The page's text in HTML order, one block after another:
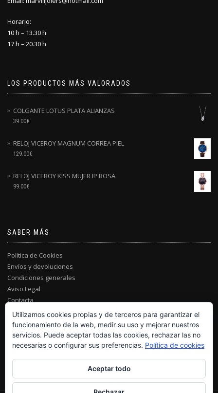
Horario:
10 h – 13.30 h
17 h – 20.30 h
LOS PRODUCTOS MÁS VALORADOS
COLGANTE LOTUS PLATA ALIANZAS
39.00€
RELOJ VICEROY MAGNUM CORREA PIEL
129.00€
RELOJ VICEROY KISS MUJER IP ROSA
99.00€
SABER MÁS
Política de Cookies
Envíos y devoluciones
Condiciones generales
Aviso Legal
Contacta
Utilizamos cookies propias y de terceros para garantizar el
funcionamiento de la web, medir su uso y mejorar nuestros
servicios. Puede aceptar todas las cookies, rechazar las no
necesarias o configurar sus preferencias. Política de cookies
Aceptar todo